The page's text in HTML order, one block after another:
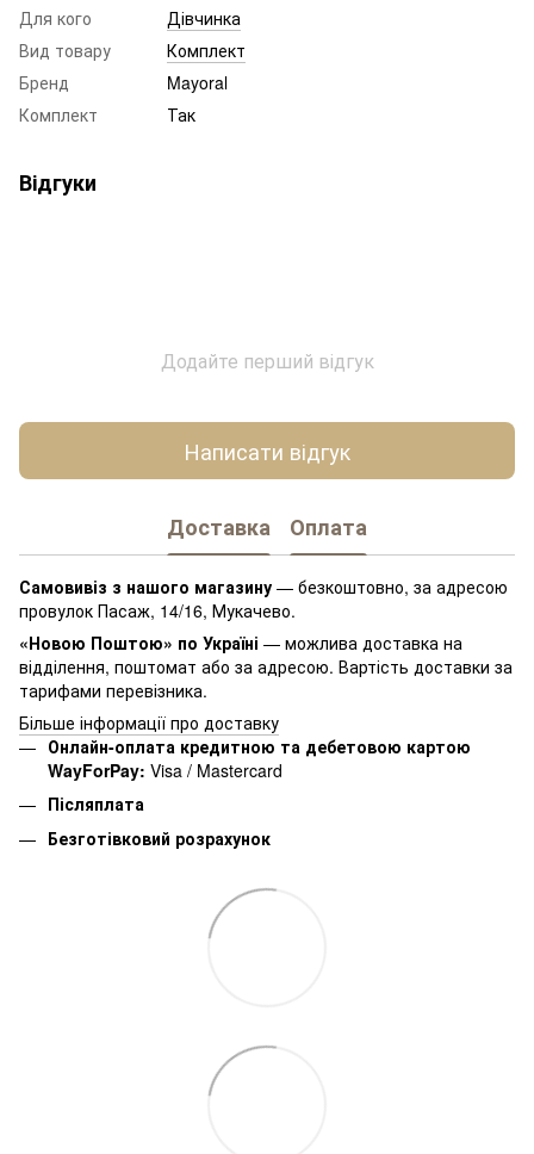
Для кого
Дівчинка
Вид товару
Комплект
Бренд
Mayoral
Комплект
Так
Відгуки
Додайте перший відгук
Написати відгук
Доставка Оплата
Самовивіз з нашого магазину — безкоштовно, за адресою
провулок Пасаж, 14/16, Мукачево.
«Новою Поштою» по Україні — можлива доставка на
відділення, поштомат або за адресою. Вартість доставки за
тарифами перевізника.
Більше інформації про доставку
Онлайн-оплата кредитною та дебетовою картою
WayForPay: Visa / Mastercard
Післяплата
Безготівковий розрахунок